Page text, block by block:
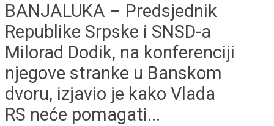
BANJALUKA – Predsjednik
Republike Srpske i SNSD-a
Milorad Dodik, na konferenciji
njegove stranke u Banskom
dvoru, izjavio je kako Vlada
RS neće pomagati...